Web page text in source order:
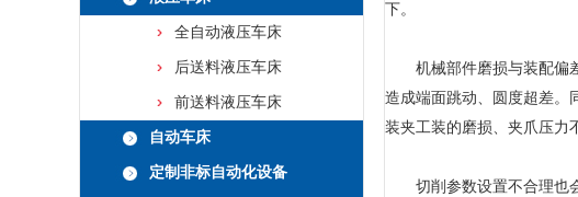
全自动液压车床
后送料液压车床
前送料液压车床
自动车床
定制非标自动化设备
下。
机械部件磨损与装配偏差
造成端面跳动、圆度超差。
装夹工装的磨损、夹爪压力
切削参数设置不合理也会